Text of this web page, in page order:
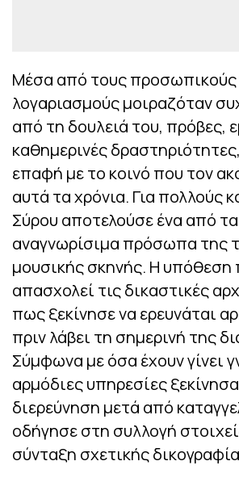
Μέσα από τους προσωπικούς
λογαριασμούς μοιραζόταν
από τη δουλειά του, πρόβες,
καθημερινές
επαφή με το κοινό που τον
αυτά τα χρόνια. Για πολλούς
Σύρου αποτελούσε ένα από
αναγνωρίσιμα πρόσωπα της
μουσικής σκηνής. Η υπόθεση
απασχολεί τις δικαστικές
πως ξεκίνησε να ερευνάται
πριν λάβει τη σημερινή της
Σύμφωνα με όσα έχουν γίνει
αρμόδιες υπηρεσίες
διερεύνηση μετά από
οδήγησε στη συλλογή
σύνταξη σχετικής